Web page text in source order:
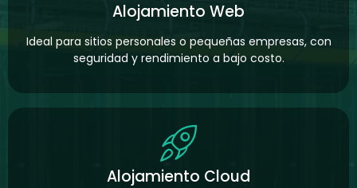
Alojamiento Web
Ideal para sitios personales o pequeñas empresas, con
seguridad y rendimiento a bajo costo.
Alojamiento Cloud